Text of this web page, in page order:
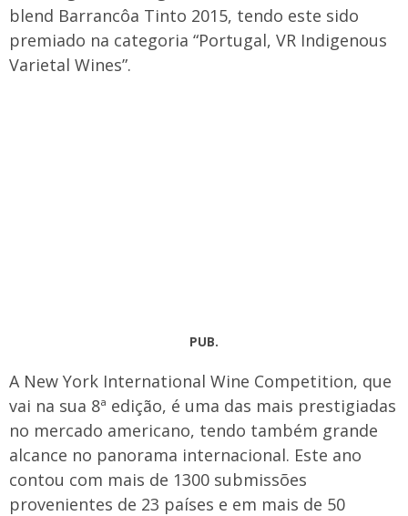
blend Barrancôa Tinto 2015, tendo este sido
premiado na categoria “Portugal, VR Indigenous
Varietal Wines”.
PUB.
A New York International Wine Competition, que
vai na sua 8ª edição, é uma das mais prestigiadas
no mercado americano, tendo também grande
alcance no panorama internacional. Este ano
contou com mais de 1300 submissões
provenientes de 23 países e em mais de 50